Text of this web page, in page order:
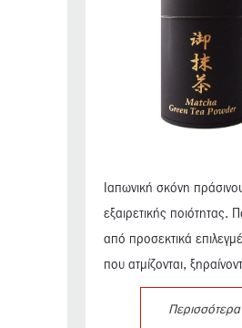
Ιαπωνική σκόνη
εξαιρετικής ποιότητας.
από προσεκτικά
που ατμίζονται,
Περισσότερα